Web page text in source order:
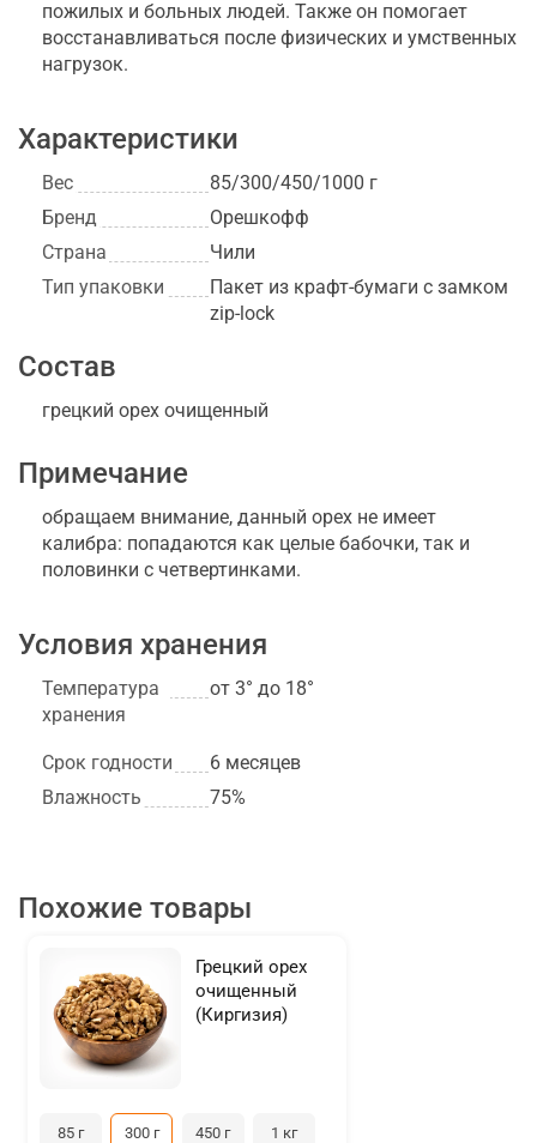
пожилых и больных людей. Также он помогает
восстанавливаться после физических и умственных
нагрузок.
Характеристики
Вес
85/300/450/1000 г
Бренд
Орешкофф
Страна
Чили
Тип упаковки
Пакет из крафт-бумаги с замком
zip-lock
Состав
грецкий орех очищенный
Примечание
обращаем внимание, данный орех не имеет
калибра: попадаются как целые бабочки, так и
половинки с четвертинками.
Условия хранения
Температура
хранения
от 3° до 18°
Срок годности
6 месяцев
Влажность
75%
Похожие товары
Грецкий орех
очищенный
(Киргизия)
85 г 300 г 450 г 1 кг